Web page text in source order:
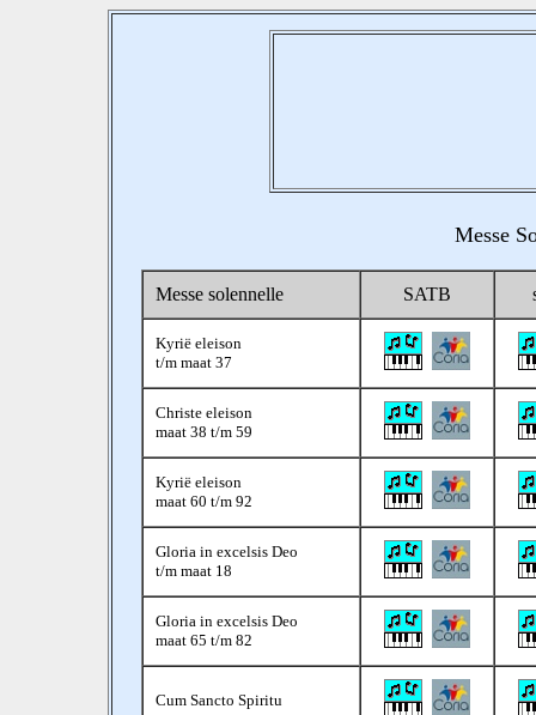
Messe
Messe solennelle SATB
Kyrië eleison
t/m maat 37
Christe eleison
maat 38 t/m 59
Kyrië eleison
maat 60 t/m 92
Gloria in excelsis Deo
t/m maat 18
Gloria in excelsis Deo
maat 65 t/m 82
Cum Sancto Spiritu